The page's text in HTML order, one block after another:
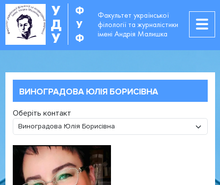
У
Д
У
Ф
У
Ф
Факультет української
філології та журналістики
імені Андрія Малишка
ВИНОГРАДОВА ЮЛІЯ БОРИСІВНА
Оберіть контакт